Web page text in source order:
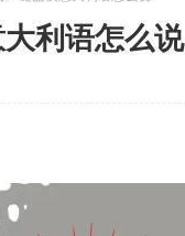
利语怎么说